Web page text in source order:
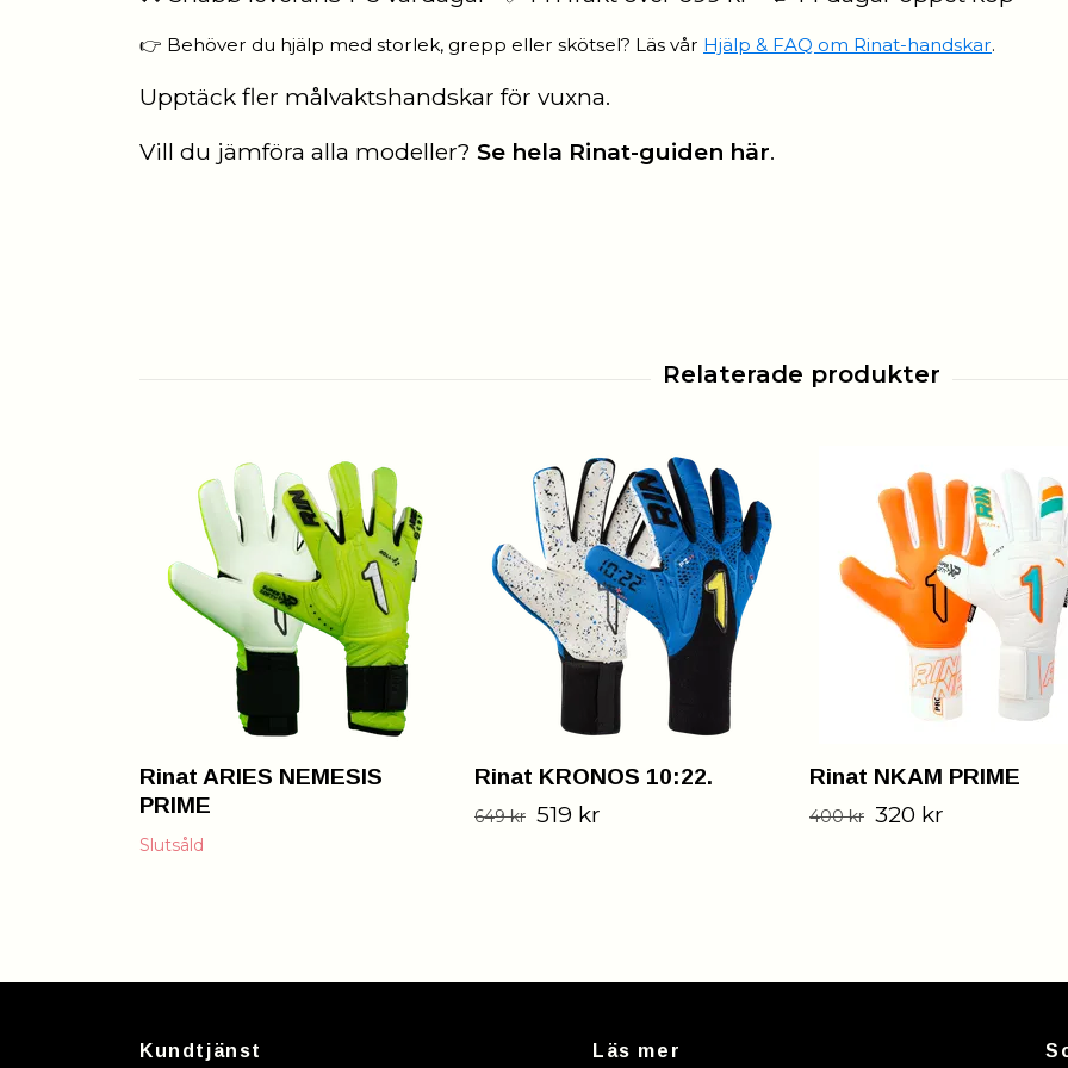
👉 Behöver du hjälp med storlek, grepp eller skötsel? Läs vår Hjälp & FAQ om Rinat-handskar.
Upptäck fler målvaktshandskar för vuxna.
Vill du jämföra alla modeller? Se hela Rinat-guiden här.
Rinat ARIES NEMESIS
PRIME
Slutsåld
Rinat KRONOS 10:22.
649 kr 519 kr
Rinat NKAM PRIME
400 kr 320 kr
Kundtjänst Läs mer